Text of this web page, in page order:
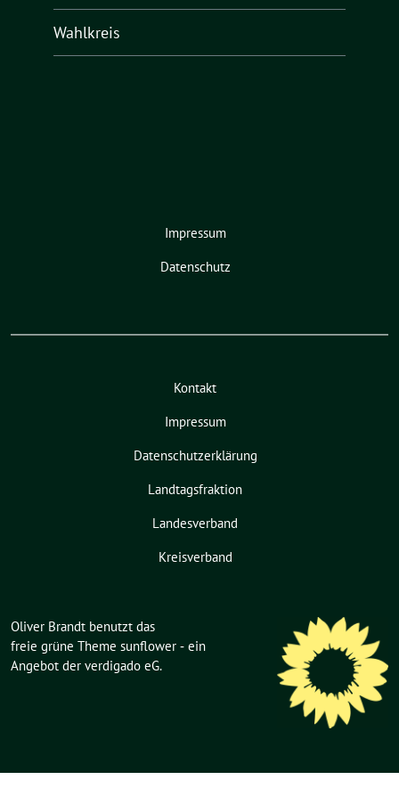
Wahlkreis
Impressum
Datenschutz
Kontakt
Impressum
Datenschutzerklärung
Landtagsfraktion
Landesverband
Kreisverband
Oliver Brandt benutzt das
freie grüne Theme sunflower ‐ ein
Angebot der verdigado eG.